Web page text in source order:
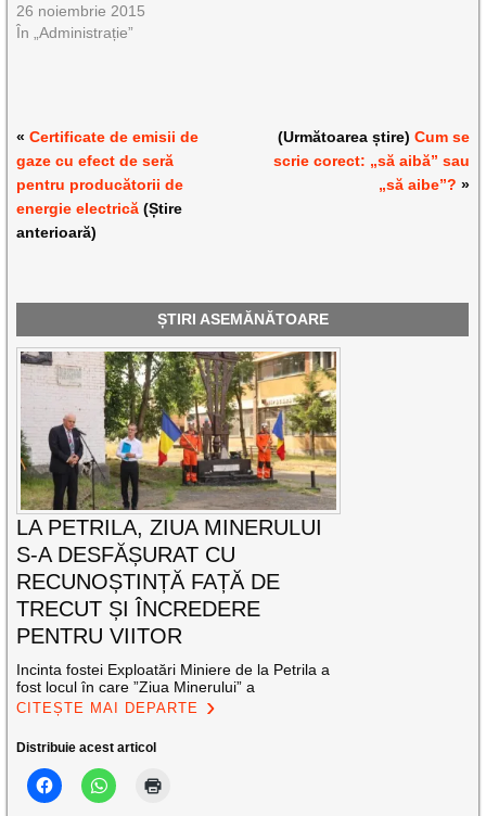
26 noiembrie 2015
În „Administrație”
«Certificate de emisii de
gaze cu efect de seră
pentru producătorii de
energie electrică (Știre
anterioară)
(Următoarea știre) Cum se
scrie corect: „să aibă” sau
„să aibe”? »
ȘTIRI ASEMĂNĂTOARE
LA PETRILA, ZIUA MINERULUI
S-A DESFĂȘURAT CU
RECUNOȘTINȚĂ FAȚĂ DE
TRECUT ȘI ÎNCREDERE
PENTRU VIITOR
Incinta fostei Exploatări Miniere de la Petrila a
fost locul în care ”Ziua Minerului” a
CITEȘTE MAI DEPARTE
Distribuie acest articol